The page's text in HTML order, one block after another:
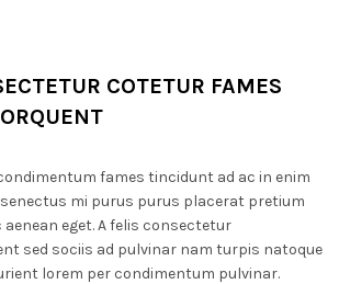
COTETUR FAMES
fames tincidunt ad ac in enim
mi purus purus placerat pretium
aenean eget. A felis consectetur
sed sociis ad pulvinar nam turpis natoque
lorem per condimentum pulvinar.